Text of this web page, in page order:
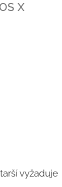
X
vyžaduje